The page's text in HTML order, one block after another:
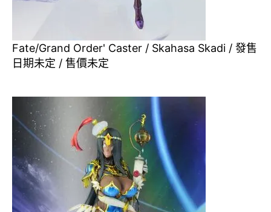
Fate/Grand Order' Caster / Skahasa Skadi / 發售
日期未定 / 售價未定